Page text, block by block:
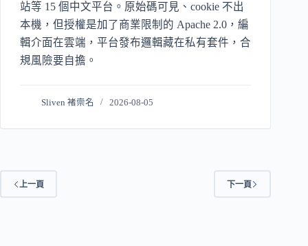
站等 15 個中文平台。原始碼可見、cookie 不出
本機，但授權是加了商業限制的 Apache 2.0，編
輯介面在雲端，平台發布邏輯藏在私有套件，合
規風險要自擔。
Sliven 褚崇名 2026-08-05
上一頁 下一頁